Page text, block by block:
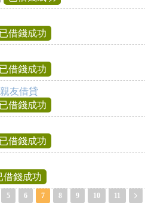
已借錢成功
已借錢成功
友借貸
已借錢成功
已借錢成功
借錢成功
5 6 7 8 9 10 11